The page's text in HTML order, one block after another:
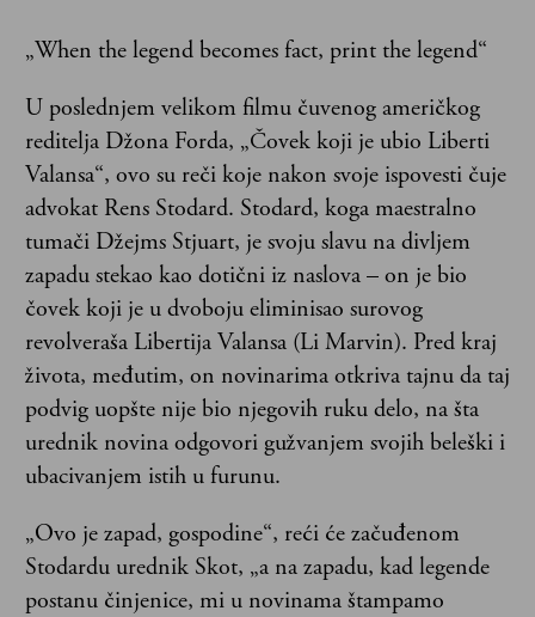
„When the legend becomes fact, print the legend“
U poslednjem velikom filmu čuvenog američkog
reditelja Džona Forda, „Čovek koji je ubio Liberti
Valansa“, ovo su reči koje nakon svoje ispovesti čuje
advokat Rens Stodard. Stodard, koga maestralno
tumači Džejms Stjuart, je svoju slavu na divljem
zapadu stekao kao dotični iz naslova – on je bio
čovek koji je u dvoboju eliminisao surovog
revolveraša Libertija Valansa (Li Marvin). Pred kraj
života, međutim, on novinarima otkriva tajnu da taj
podvig uopšte nije bio njegovih ruku delo, na šta
urednik novina odgovori gužvanjem svojih beleški i
ubacivanjem istih u furunu.
„Ovo je zapad, gospodine“, reći će začuđenom
Stodardu urednik Skot, „a na zapadu, kad legende
postanu činjenice, mi u novinama štampamo